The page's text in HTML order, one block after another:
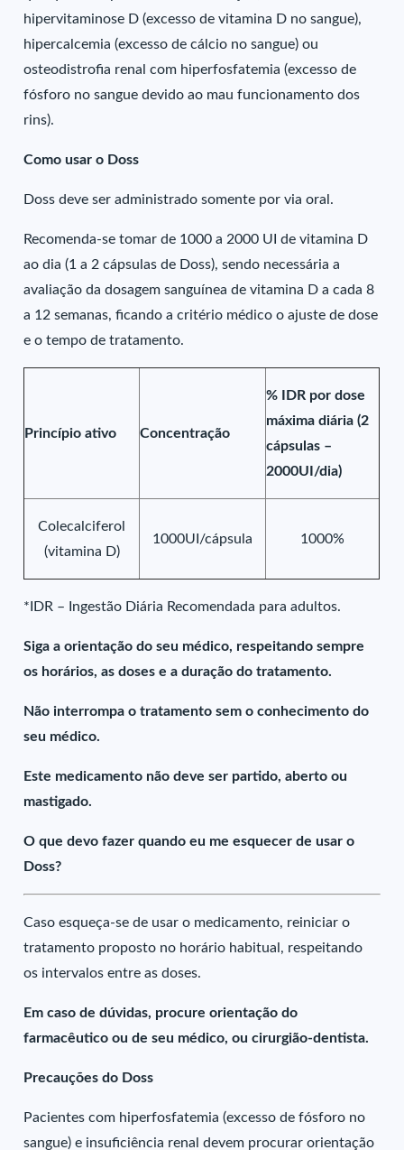
hipervitaminose D (excesso de vitamina D no sangue),
hipercalcemia (excesso de cálcio no sangue) ou
osteodistrofia renal com hiperfosfatemia (excesso de
fósforo no sangue devido ao mau funcionamento dos
rins).
Como usar o Doss
Doss deve ser administrado somente por via oral.
Recomenda-se tomar de 1000 a 2000 UI de vitamina D
ao dia (1 a 2 cápsulas de Doss), sendo necessária a
avaliação da dosagem sanguínea de vitamina D a cada 8
a 12 semanas, ficando a critério médico o ajuste de dose
e o tempo de tratamento.
Princípio ativo Concentração
% IDR por dose
máxima diária (2
cápsulas –
2000UI/dia)
Colecalciferol
(vitamina D)
1000UI/cápsula 1000%
*IDR – Ingestão Diária Recomendada para adultos.
Siga a orientação do seu médico, respeitando sempre
os horários, as doses e a duração do tratamento.
Não interrompa o tratamento sem o conhecimento do
seu médico.
Este medicamento não deve ser partido, aberto ou
mastigado.
O que devo fazer quando eu me esquecer de usar o
Doss?
Caso esqueça-se de usar o medicamento, reiniciar o
tratamento proposto no horário habitual, respeitando
os intervalos entre as doses.
Em caso de dúvidas, procure orientação do
farmacêutico ou de seu médico, ou cirurgião-dentista.
Precauções do Doss
Pacientes com hiperfosfatemia (excesso de fósforo no
sangue) e insuficiência renal devem procurar orientação